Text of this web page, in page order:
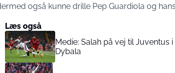
også kunne drille Pep Guardiola og
Læs også
Medie: Salah på vej til Juventus
Dybala